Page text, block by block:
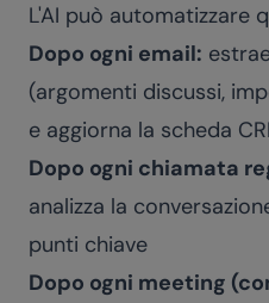
L'AI può automatizzare
Dopo ogni email:
(argomenti discussi,
e aggiorna la scheda
Dopo ogni chiamata
analizza la
punti chiave
Dopo ogni meeting